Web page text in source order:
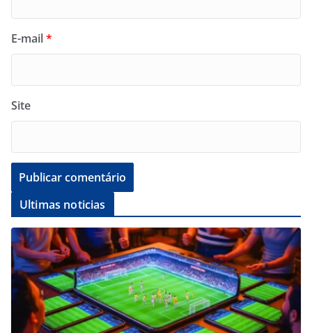
E-mail*
Site
Ultimas noticias